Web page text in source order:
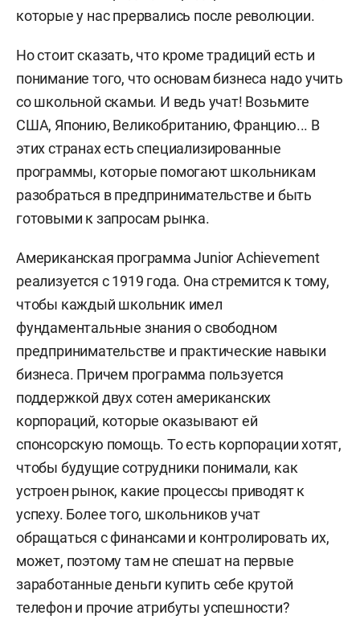
которые у нас прервались после революции.
Но стоит сказать, что кроме традиций есть и
понимание того, что основам бизнеса надо учить
со школьной скамьи. И ведь учат! Возьмите
США, Японию, Великобританию, Францию... В
этих странах есть специализированные
программы, которые помогают школьникам
разобраться в предпринимательстве и быть
готовыми к запросам рынка.
Американская программа Junior Achievement
реализуется с 1919 года. Она стремится к тому,
чтобы каждый школьник имел
фундаментальные знания о свободном
предпринимательстве и практические навыки
бизнеса. Причем программа пользуется
поддержкой двух сотен американских
корпораций, которые оказывают ей
спонсорскую помощь. То есть корпорации хотят,
чтобы будущие сотрудники понимали, как
устроен рынок, какие процессы приводят к
успеху. Более того, школьников учат
обращаться с финансами и контролировать их,
может, поэтому там не спешат на первые
заработанные деньги купить себе крутой
телефон и прочие атрибуты успешности?